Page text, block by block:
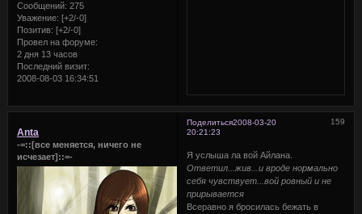
Сообщений: 275
Уважение: [+2/-0]
Позитив: [+2/-0]
Провел на форуме:
2 дня 13 часов
Последний визит:
2008-08-03 16:34:51
Поделиться 159
2008-03-20
20:21:23
Anta
-=::[все меняется, ничего не
исчезает]::=-
Я услыша ла вой Айлана.
Ответил...жив...и вроде нормально
себя чувствует...вой ровный и не
прирывается
Всеравно я бросилась бежать в